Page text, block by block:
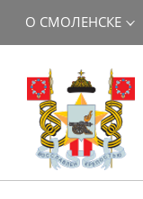
О СМОЛЕНСКЕ